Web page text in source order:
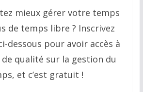
mieux gérer votre temps
de temps libre ? Inscrivez
dessous pour avoir accès à
qualité sur la gestion du
et c’est gratuit !